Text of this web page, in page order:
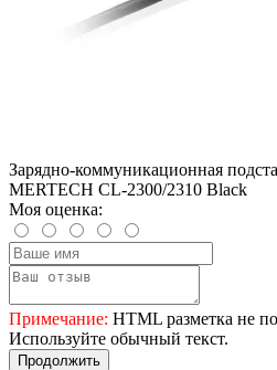
Зарядно-коммуникационная
MERTECH CL-2300/2310 Black
Моя оценка:
Примечание: HTML разметка не
Используйте обычный текст.
Продолжить